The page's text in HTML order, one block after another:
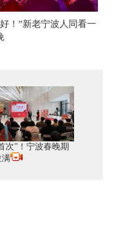
！”新老宁波人同看一
次”！宁波春晚期
满